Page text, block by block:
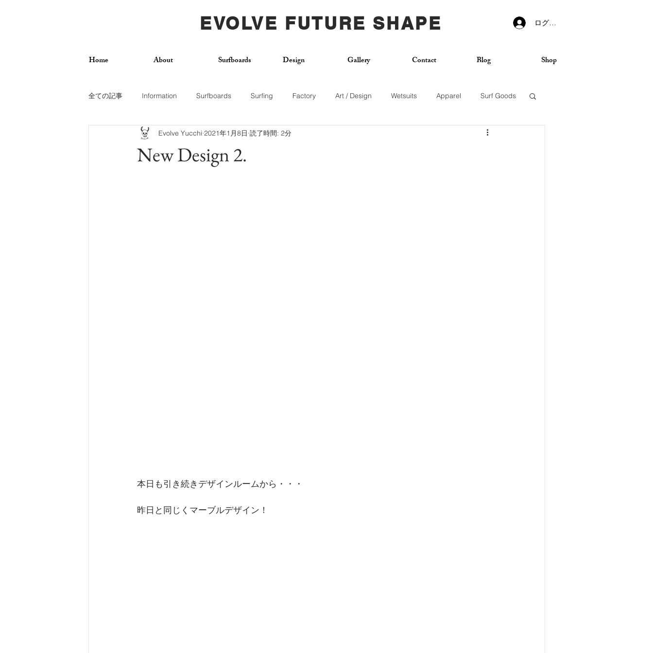
EVOLVE FUTURE SHAPE ログイン
Home About Surfboards Design Gallery Contact Blog Shop
全ての記事 Information Surfboards Surfing Factory Art / Design Wetsuits Apparel Surf Goods
Photos Surf Trip Used Board Sticker
New Design 2.
Evolve Yucchi 2021年1月8日 読了時間: 2分
本日も引き続きデザインルームから・・・
昨日と同じくマーブルデザイン！